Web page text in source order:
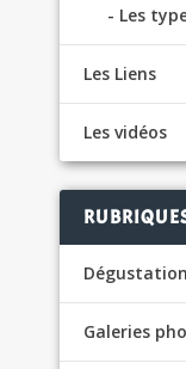
Les
Les Liens
Les vidéos
Dégustation
Galeries